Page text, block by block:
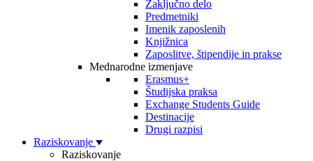
Zaključno delo
Predmetniki
Imenik zaposlenih
Knjižnica
Zaposlitve, štipendije in prakse
Mednarodne izmenjave
Erasmus+
Študijska praksa
Exchange Students Guide
Destinacije
Drugi razpisi
Raziskovanje
Raziskovanje